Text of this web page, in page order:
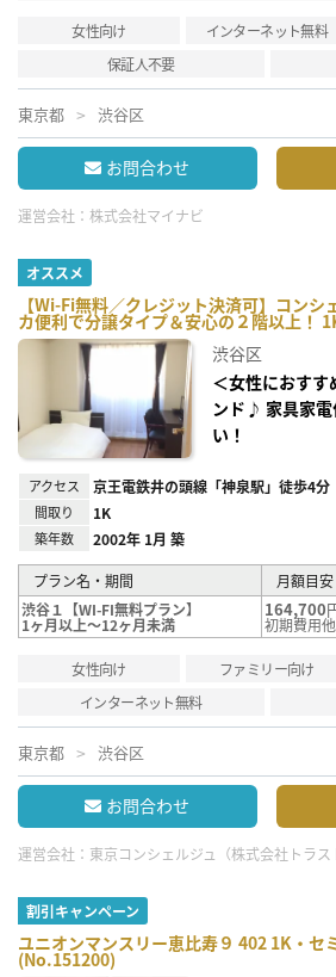
女性向け インターネット無料
保証人不要
東京都 渋谷区
お問合わせ
運営会社： 株式会社マイナビ
オススメ
【Wi-Fi無料／クレジット決済可】コンシ
カ便利で分譲タイプ＆安心の２階以上！
渋谷区
＜女性におす
ンド♪ 家具家
い！
アクセス 京王電鉄井の頭線「神泉駅」徒歩4分
間取り 1K
築年数
2002年 1月 築
プラン名・期間
月額目安
渋谷１【WI-FI無料プラン】
1ヶ月以上～12ヶ月未満
164,700
初期費用
女性向け ファミリー向け
インターネット無料
東京都 渋谷区
お問合わせ
運営会社： 東京コンシェルジュ（株式会社トラス
割引キャンペーン
ユニオンマンスリー恵比寿９ 402 1K・セ
(No.151200)